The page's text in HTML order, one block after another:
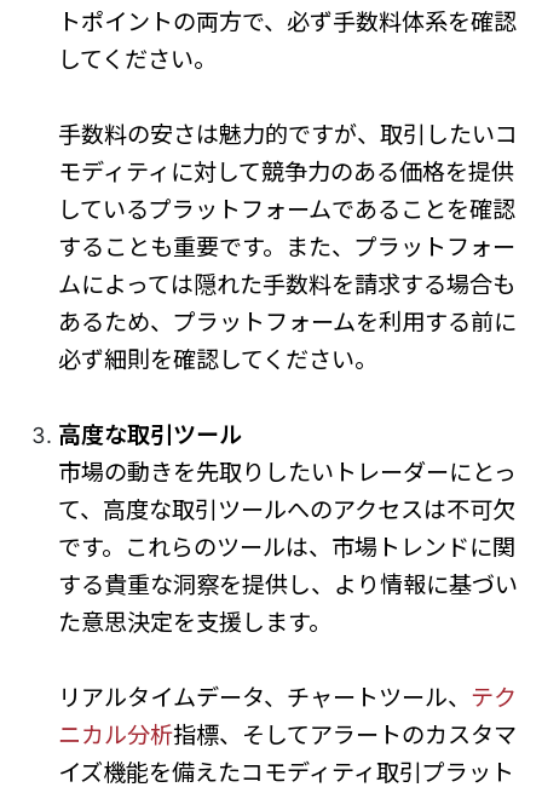
トポイントの両方で、必ず手数料体系を確認
してください。
手数料の安さは魅力的ですが、取引したいコ
モディティに対して競争力のある価格を提供
しているプラットフォームであることを確認
することも重要です。また、プラットフォー
ムによっては隠れた手数料を請求する場合も
あるため、プラットフォームを利用する前に
必ず細則を確認してください。
高度な取引ツール
市場の動きを先取りしたいトレーダーにとっ
て、高度な取引ツールへのアクセスは不可欠
です。これらのツールは、市場トレンドに関
する貴重な洞察を提供し、より情報に基づい
た意思決定を支援します。
リアルタイムデータ、チャートツール、 テク
ニカル分析指標、そしてアラートのカスタマ
イズ機能を備えたコモディティ取引プラット